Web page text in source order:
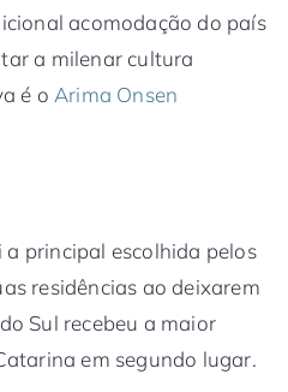
acomodação do país
a milenar cultura
é o Arima Onsen
principal escolhida pelos
residências ao deixarem
Sul recebeu a maior
em segundo lugar.